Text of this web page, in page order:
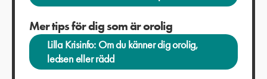
Mer tips för dig som är orolig
Lilla Krisinfo: Om du känner dig orolig,
ledsen eller rädd